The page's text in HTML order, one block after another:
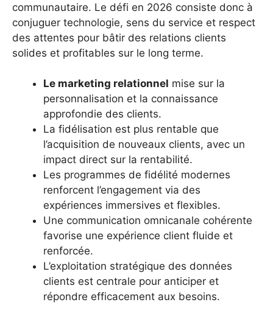
communautaire. Le défi en 2026 consiste donc à
conjuguer technologie, sens du service et respect
des attentes pour bâtir des relations clients
solides et profitables sur le long terme.
Le marketing relationnel mise sur la
personnalisation et la connaissance
approfondie des clients.
La fidélisation est plus rentable que
l’acquisition de nouveaux clients, avec un
impact direct sur la rentabilité.
Les programmes de fidélité modernes
renforcent l’engagement via des
expériences immersives et flexibles.
Une communication omnicanale cohérente
favorise une expérience client fluide et
renforcée.
L’exploitation stratégique des données
clients est centrale pour anticiper et
répondre efficacement aux besoins.